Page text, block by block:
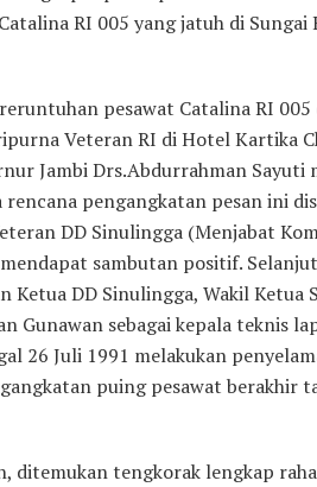
RI 005 yang jatuh di Sungai
pesawat Catalina RI 005
Veteran RI di Hotel Kartika
Jambi Drs.Abdurrahman Sayuti
pengangkatan pesan ini
DD Sinulingga (Menjabat
sambutan positif.
Ketua DD Sinulingga, Wakil Ketua
Gunawan sebagai kepala teknis
26 Juli 1991 melakukan
puing pesawat berakhir
ditemukan tengkorak lengkap